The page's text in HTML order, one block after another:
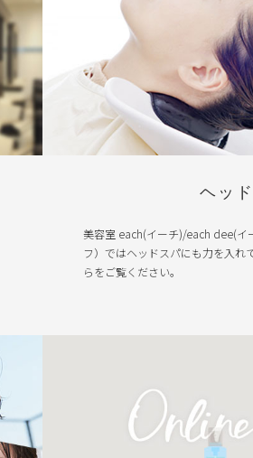
ヘッ
美容室 each(イーチ)/each dee(イ
フ）ではヘッドスパにも力を入れ
らをご覧ください。